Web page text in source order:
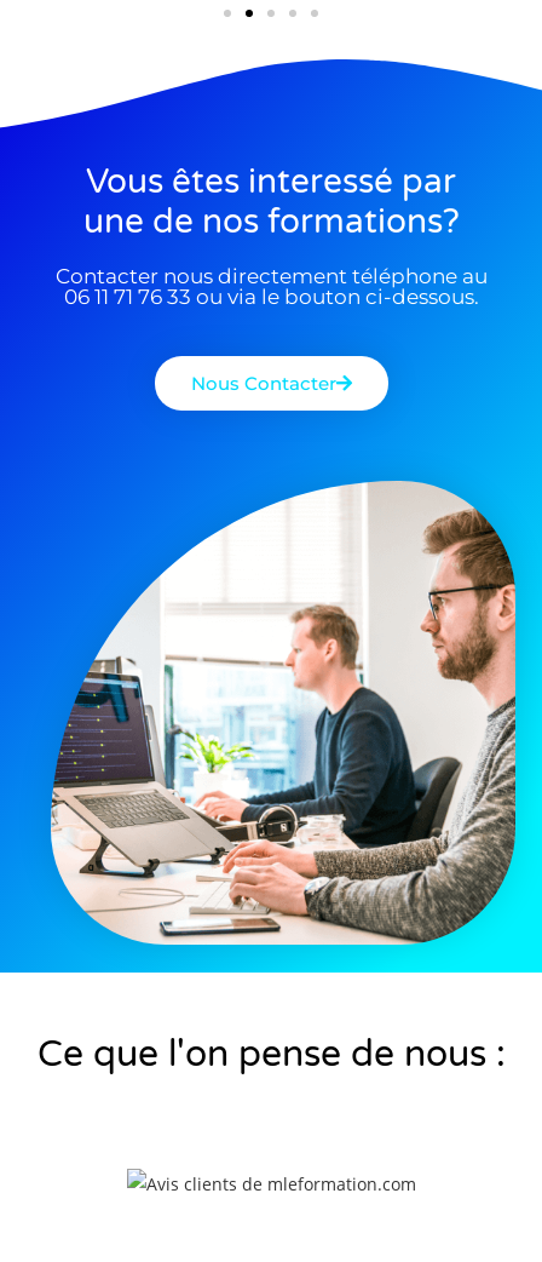
Vous êtes interessé par
une de nos formations?
Contacter nous directement téléphone au
06 11 71 76 33 ou via le bouton ci-dessous.
Nous Contacter
Ce que l'on pense de nous :